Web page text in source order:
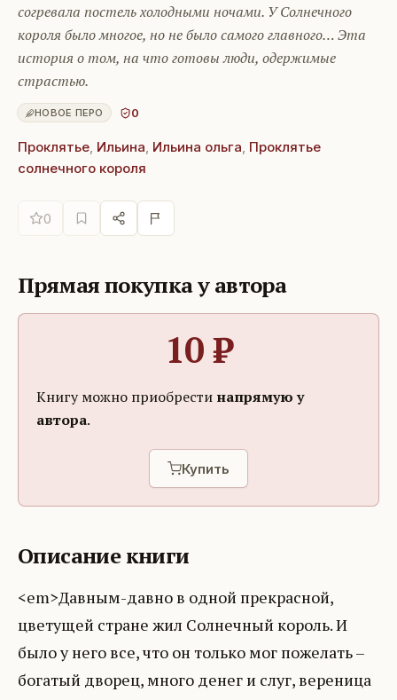
согревала постель холодными ночами. У Солнечного
короля было многое, но не было самого главного… Эта
история о том, на что готовы люди, одержимые
страстью.
НОВОЕ ПЕРО 0
Проклятье, Ильина, Ильина ольга, Проклятье
солнечного короля
0
Прямая покупка у автора
10₽
Книгу можно приобрести напрямую у
автора.
Купить
Описание книги
<em>Давным-давно в одной прекрасной,
цветущей стране жил Солнечный король. И
было у него все, что он только мог пожелать –
богатый дворец, много денег и слуг, вереница